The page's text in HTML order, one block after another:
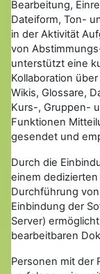
Bearbeitung,
Dateiform, Ton-
in der Aktivität
von
unterstützt eine
Kollaboration
Wikis, Glossare,
Kurs-, Gruppen-
Funktionen
gesendet und
Durch die
einem
Durchführung
Einbindung der
Server)
bearbeitbaren
Personen mit der